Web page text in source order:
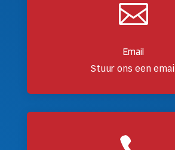

Email
Stuur ons een email